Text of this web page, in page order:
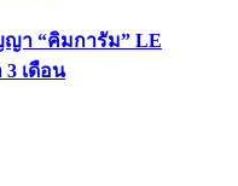
ญา “คิมการัม” LE
เดือน